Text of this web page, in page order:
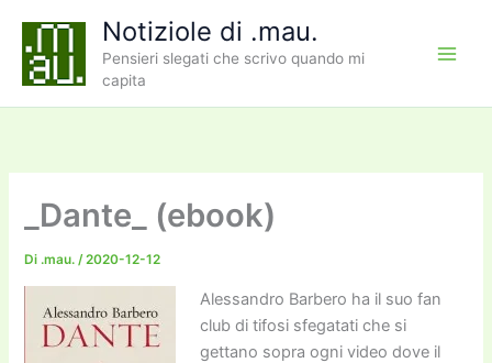
contenuto
Notiziole di .mau.
Pensieri slegati che scrivo quando mi
capita
_Dante_ (ebook)
Di .mau./2020-12-12
Alessandro Barbero ha il suo fan
club di tifosi sfegatati che si
gettano sopra ogni video dove il